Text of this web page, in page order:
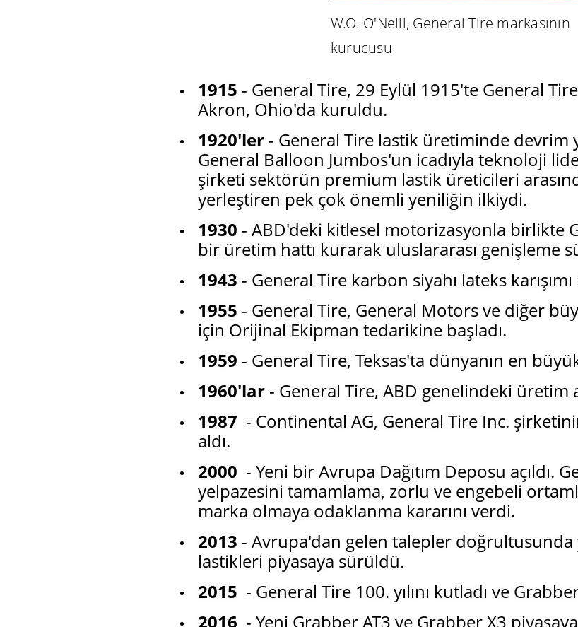
W.O. O'Neill, General Tire markasının
kurucusu
1915 - General Tire, 29 Eylül 1915'te General
Akron, Ohio'da kuruldu.
1920'ler - General Tire lastik üretiminde devrim
General Balloon Jumbos'un icadıyla teknoloji
şirketi sektörün premium lastik üreticileri
yerleştiren pek çok önemli yeniliğin ilkiydi.
1930 - ABD'deki kitlesel motorizasyonla birlikte
bir üretim hattı kurarak uluslararası genişleme
1943 - General Tire karbon siyahı lateks
1955 - General Tire, General Motors ve diğer
için Orijinal Ekipman tedarikine başladı.
1959 - General Tire, Teksas'ta dünyanın en
1960'lar - General Tire, ABD genelindeki üretim
1987 - Continental AG, General Tire Inc.
aldı.
2000 - Yeni bir Avrupa Dağıtım Deposu açıldı.
yelpazesini tamamlama, zorlu ve engebeli
marka olmaya odaklanma kararını verdi.
2013 - Avrupa'dan gelen talepler doğrultusunda
lastikleri piyasaya sürüldü.
2015 - General Tire 100. yılını kutladı ve
2016 - Yeni Grabber AT3 ve Grabber X3